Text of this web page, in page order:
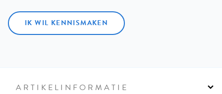
IK WIL KENNISMAKEN
ARTIKELINFORMATIE